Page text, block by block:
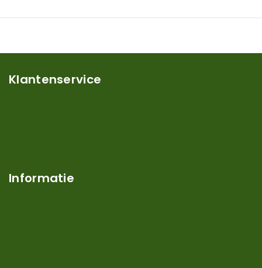
Klantenservice
Informatie